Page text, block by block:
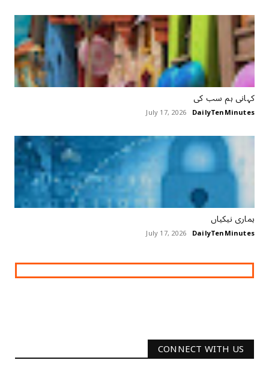
کہانی ہم سب کی
DailyTenMinutes
July 17, 2026
ہماری نیکیاں
DailyTenMinutes
July 17, 2026
CONNECT WITH US